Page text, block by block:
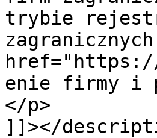
trybie
href="https://
enie firmy i
</p>
]]></